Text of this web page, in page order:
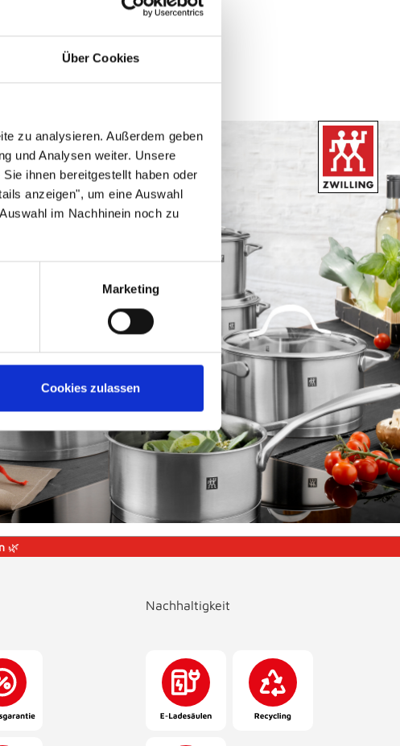
Über Cookies
zu analysieren. Außerdem geben
und Analysen weiter. Unsere
ihnen bereitgestellt haben oder
anzeigen", um eine Auswahl
im Nachhinein noch zu
Marketing
Cookies zulassen
🌿
Nachhaltigkeit